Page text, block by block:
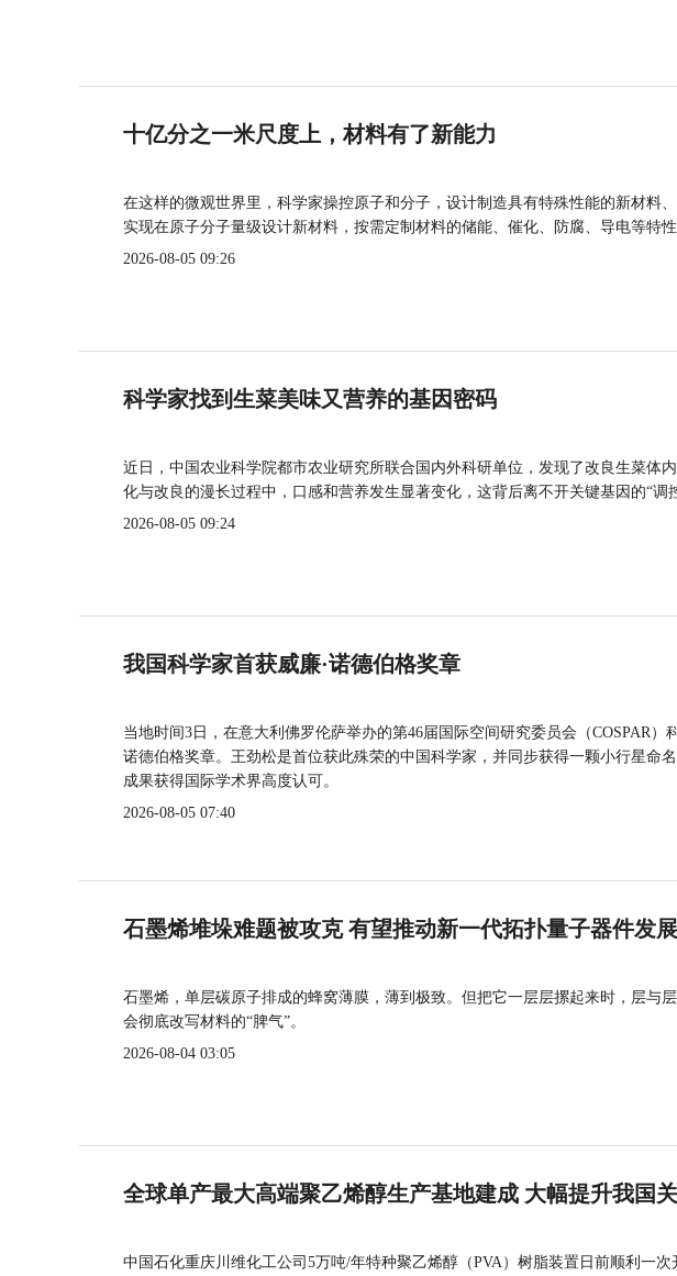
十亿分之一米尺度上，材料有了新能力
在这样的微观世界里，科学家操控原子和分子，设计制造具有特殊性能的新材料
实现在原子分子量级设计新材料，按需定制材料的储能、催化、防腐、导电等特
2026-08-05 09:26
科学家找到生菜美味又营养的基因密码
近日，中国农业科学院都市农业研究所联合国内外科研单位，发现了改良生菜体
化与改良的漫长过程中，口感和营养发生显著变化，这背后离不开关键基因的“调控
2026-08-05 09:24
我国科学家首获威廉·诺德伯格奖章
当地时间3日，在意大利佛罗伦萨举办的第46届国际空间研究委员会（COSPAR
诺德伯格奖章。王劲松是首位获此殊荣的中国科学家，并同步获得一颗小行星命
成果获得国际学术界高度认可。
2026-08-05 07:40
石墨烯堆垛难题被攻克 有望推动新一代拓扑量子器件发展
石墨烯，单层碳原子排成的蜂窝薄膜，薄到极致。但把它一层层摞起来时，层
会彻底改写材料的“脾气”。
2026-08-04 03:05
全球单产最大高端聚乙烯醇生产基地建成 大幅提升我国
中国石化重庆川维化工公司5万吨/年特种聚乙烯醇（PVA）树脂装置日前顺利一